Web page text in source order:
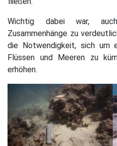
Wichtig dabei war,
Zusammenhänge zu
die Notwendigkeit, sich um
Flüssen und Meeren zu
erhöhen.